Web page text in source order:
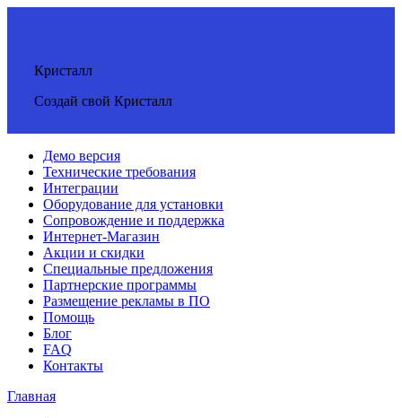
Кристалл
Создай свой Кристалл
Демо версия
Технические требования
Интеграции
Оборудование для установки
Сопровождение и поддержка
Интернет-Магазин
Акции и скидки
Специальные предложения
Партнерские программы
Размещение рекламы в ПО
Помощь
Блог
FAQ
Контакты
Главная